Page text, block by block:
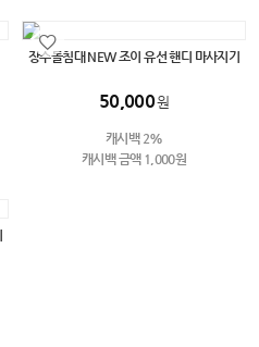
장수돌침대 NEW 조이 유선 핸디 마사지기
50,000원
캐시백 2%
캐시백 금액 1,000원